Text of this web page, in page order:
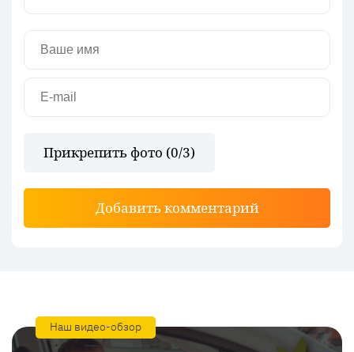
Прикрепить фото (0/3)
Добавить комментарий
Наш видео-обзор